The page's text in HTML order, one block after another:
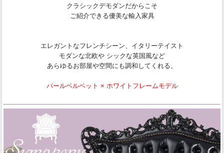
クラシックデモダンだからこそ
ご紹介できる優美な輸入家具
エレガントなフレンチシーン、イタリーテイスト
モダンな北欧や シックな英国風など
あらゆるお部屋や空間にも調和してくれる。
パールベルベット × ホワイトフレームモデル